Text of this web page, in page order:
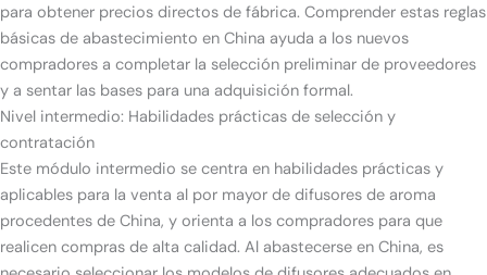
para obtener precios directos de fábrica. Comprender estas reglas
básicas de abastecimiento en China ayuda a los nuevos
compradores a completar la selección preliminar de proveedores
y a sentar las bases para una adquisición formal.
Nivel intermedio: Habilidades prácticas de selección y
contratación
Este módulo intermedio se centra en habilidades prácticas y
aplicables para la venta al por mayor de difusores de aroma
procedentes de China, y orienta a los compradores para que
realicen compras de alta calidad. Al abastecerse en China, es